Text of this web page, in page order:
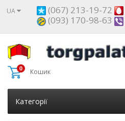
UA (067) 213-19-72
(093) 170-98-63
0 Кошик
Категорії